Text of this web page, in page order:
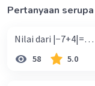
Pertanyaan serupa
58 5.0